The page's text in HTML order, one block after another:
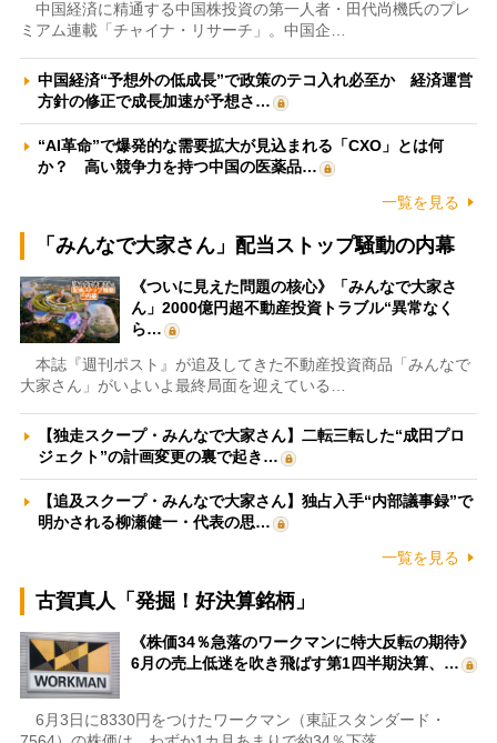
中国経済に精通する中国株投資の第一人者・田代尚機氏のプレ
ミアム連載「チャイナ・リサーチ」。中国企…
中国経済“予想外の低成長”で政策のテコ入れ必至か 経済運営
方針の修正で成長加速が予想さ…
“AI革命”で爆発的な需要拡大が見込まれる「CXO」とは何
か？ 高い競争力を持つ中国の医薬品…
一覧を見る
「みんなで大家さん」配当ストップ騒動の内幕
《ついに見えた問題の核心》「みんなで大家さ
ん」2000億円超不動産投資トラブル“異常なく
ら…
本誌『週刊ポスト』が追及してきた不動産投資商品「みんなで
大家さん」がいよいよ最終局面を迎えている…
【独走スクープ・みんなで大家さん】二転三転した“成田プロ
ジェクト”の計画変更の裏で起き…
【追及スクープ・みんなで大家さん】独占入手“内部議事録”で
明かされる柳瀬健一・代表の思…
一覧を見る
古賀真人「発掘！好決算銘柄」
《株価34％急落のワークマンに特大反転の期待》
6月の売上低迷を吹き飛ばす第1四半期決算、…
6月3日に8330円をつけたワークマン（東証スタンダード・